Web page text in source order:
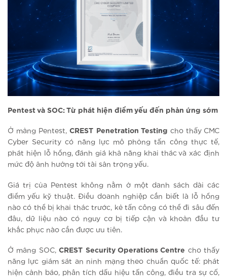
Pentest và SOC: Từ phát hiện điểm yếu đến phản ứng sớm
Ở mảng Pentest,CREST Penetration Testing cho thấy CMC
Cyber Security có năng lực mô phỏng tấn công thực tế,
phát hiện lỗ hổng, đánh giá khả năng khai thác và xác định
mức độ ảnh hưởng tới tài sản trọng yếu.
Giá trị của Pentest không nằm ở một danh sách dài các
điểm yếu kỹ thuật. Điều doanh nghiệp cần biết là lỗ hổng
nào có thể bị khai thác trước, kẻ tấn công có thể đi sâu đến
đâu, dữ liệu nào có nguy cơ bị tiếp cận và khoản đầu tư
khắc phục nào cần được ưu tiên.
Ở mảng SOC,CREST Security Operations Centre cho thấy
năng lực giám sát an ninh mạng theo chuẩn quốc tế: phát
hiện cảnh báo, phân tích dấu hiệu tấn công, điều tra sự cố,